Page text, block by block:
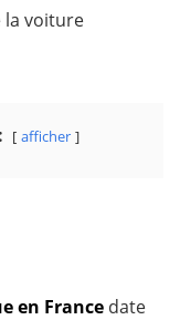
la voiture
afficher
en France date